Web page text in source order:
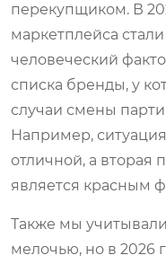
перекупщиком. В
маркетплейса
человеческий
списка бренды, у
случаи смены
Например,
отличной, а вторая
является красным
Также мы учитывали
мелочью, но в 2026